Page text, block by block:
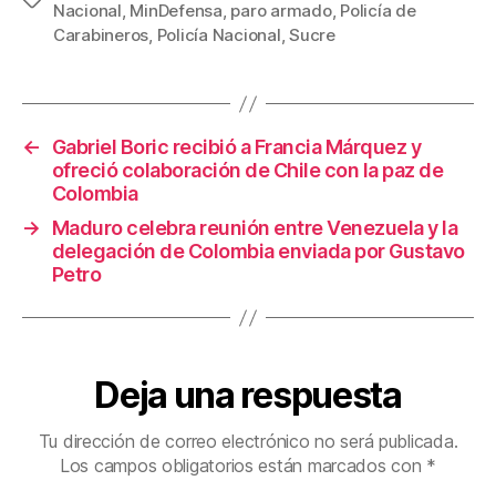
b
o
k
st ar
Nacional, MinDefensa, paro armado, Policía de
Carabineros, Policía Nacional,Sucre
←
Gabriel Boric recibió a Francia Márquez y
ofreció colaboración de Chile con la paz de
Colombia
→
Maduro celebra reunión entre Venezuela y la
delegación de Colombia enviada por Gustavo
Petro
Deja una respuesta
Tu dirección de correo electrónico no será publicada.
Los campos obligatorios están marcados con *